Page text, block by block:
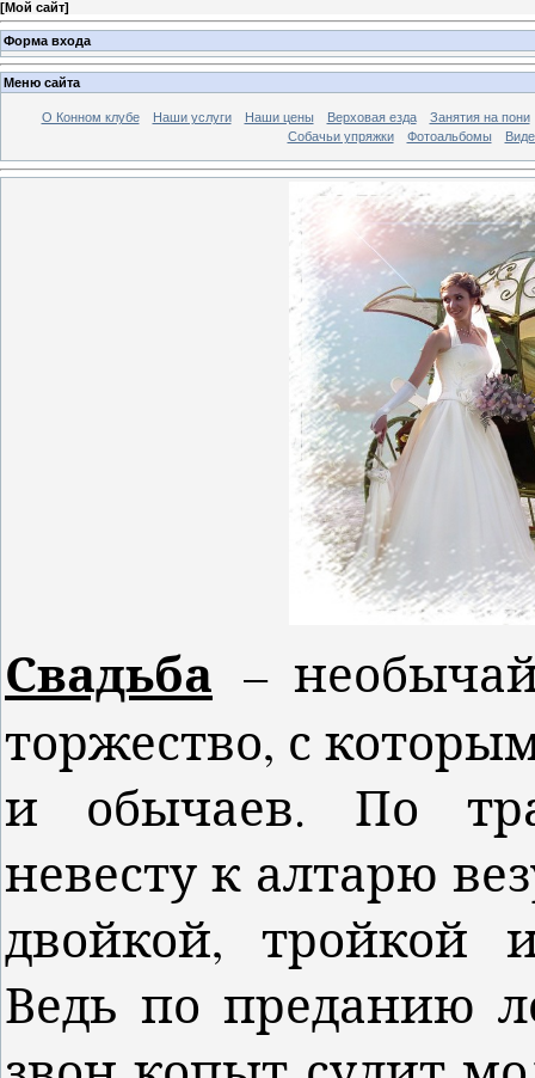
[Мой сайт]
Форма входа
Меню сайта
О Конном клубе Наши услуги Наши цены Верховая езда
Занятия на пони
Собачьи упряжки
Фотоальбомы
Свадьба –
торжество, с
и обычаев. По
невесту к алтарю
двойкой, тройкой
Ведь по преданию